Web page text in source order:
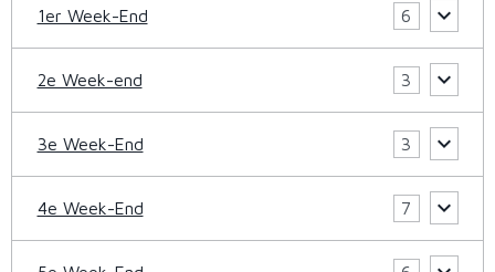
1er Week-End 6
2e Week-end 3
3e Week-End 3
4e Week-End 7